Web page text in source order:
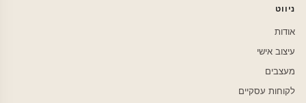
ניווט
אודות
עיצוב אישי
מעצבים
לקוחות עסקיים